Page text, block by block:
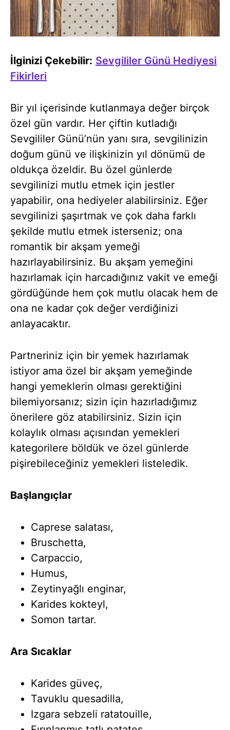
İlginizi Çekebilir: Sevgililer Günü Hediyesi
Fikirleri
Bir yıl içerisinde kutlanmaya değer birçok
özel gün vardır. Her çiftin kutladığı
Sevgililer Günü’nün yanı sıra, sevgilinizin
doğum günü ve ilişkinizin yıl dönümü de
oldukça özeldir. Bu özel günlerde
sevgilinizi mutlu etmek için jestler
yapabilir, ona hediyeler alabilirsiniz. Eğer
sevgilinizi şaşırtmak ve çok daha farklı
şekilde mutlu etmek isterseniz; ona
romantik bir akşam yemeği
hazırlayabilirsiniz. Bu akşam yemeğini
hazırlamak için harcadığınız vakit ve emeği
gördüğünde hem çok mutlu olacak hem de
ona ne kadar çok değer verdiğinizi
anlayacaktır.
Partneriniz için bir yemek hazırlamak
istiyor ama özel bir akşam yemeğinde
hangi yemeklerin olması gerektiğini
bilemiyorsanız; sizin için hazırladığımız
önerilere göz atabilirsiniz. Sizin için
kolaylık olması açısından yemekleri
kategorilere böldük ve özel günlerde
pişirebileceğiniz yemekleri listeledik.
Başlangıçlar
Caprese salatası,
Bruschetta,
Carpaccio,
Humus,
Zeytinyağlı enginar,
Karides kokteyl,
Somon tartar.
Ara Sıcaklar
Karides güveç,
Tavuklu quesadilla,
Izgara sebzeli ratatouille,